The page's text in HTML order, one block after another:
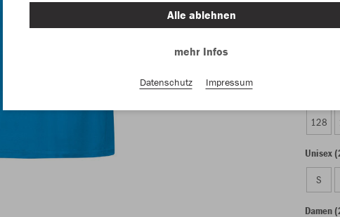
128
Unisex
S
Damen
Alle ablehnen
mehr Infos
Datenschutz Impressum